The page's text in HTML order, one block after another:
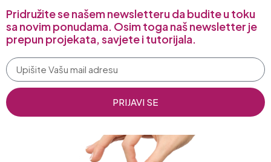
Pridružite se našem newsletteru da budite u toku
sa novim ponudama. Osim toga naš newsletter je
prepun projekata, savjete i tutorijala.
PRIJAVI SE